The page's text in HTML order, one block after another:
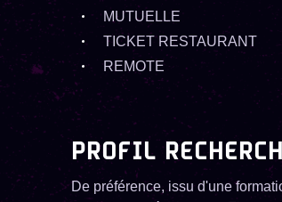
MUTUELLE
TICKET RESTAURANT
REMOTE
PROFIL
De préférence, issu d'une